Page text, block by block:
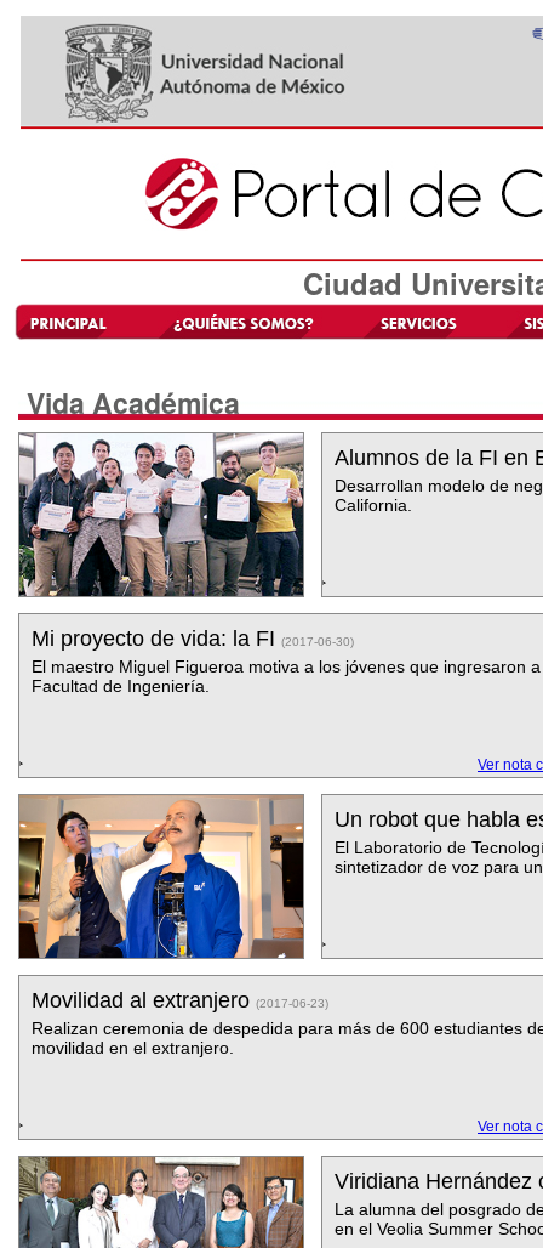
Ciudad
Vida Académica
Alumnos de la FI en
Desarrollan modelo de
California.
Mi proyecto de vida: la FI (2017-06-30)
El maestro Miguel Figueroa motiva a los jóvenes que ingresaron
Facultad de Ingeniería.
Ver nota
Un robot que habla
El Laboratorio de
sintetizador de voz para
Movilidad al extranjero (2017-06-23)
Realizan ceremonia de despedida para más de 600 estudiantes
movilidad en el extranjero.
Ver nota
Viridiana
La alumna del posgrado
en el Veolia Summer